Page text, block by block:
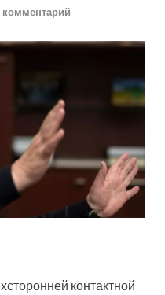
комментарий
контактной